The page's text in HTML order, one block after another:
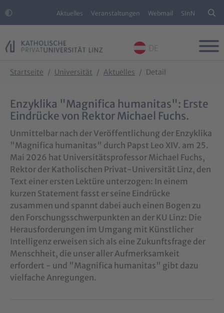
Aktuelles Veranstaltungen Webmail SInN
DE
Startseite Universität Aktuelles Detail
Enzyklika "Magnifica humanitas": Erste
Eindrücke von Rektor Michael Fuchs.
Unmittelbar nach der Veröffentlichung der Enzyklika
"Magnifica humanitas" durch Papst Leo XIV. am 25.
Mai 2026 hat Universitätsprofessor Michael Fuchs,
Rektor der Katholischen Privat-Universität Linz, den
Text einer ersten Lektüre unterzogen: In einem
kurzen Statement fasst er seine Eindrücke
zusammen und spannt dabei auch einen Bogen zu
den Forschungsschwerpunkten an der KU Linz: Die
Herausforderungen im Umgang mit Künstlicher
Intelligenz erweisen sich als eine Zukunftsfrage der
Menschheit, die unser aller Aufmerksamkeit
erfordert - und "Magnifica humanitas" gibt dazu
vielfache Anregungen.